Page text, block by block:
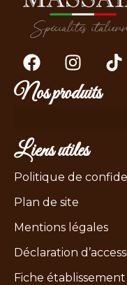
Nos produits
Liens utiles
Politique de
Plan de site
Mentions légales
Déclaration
Fiche